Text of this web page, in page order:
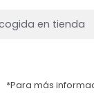
en tienda
*Para más